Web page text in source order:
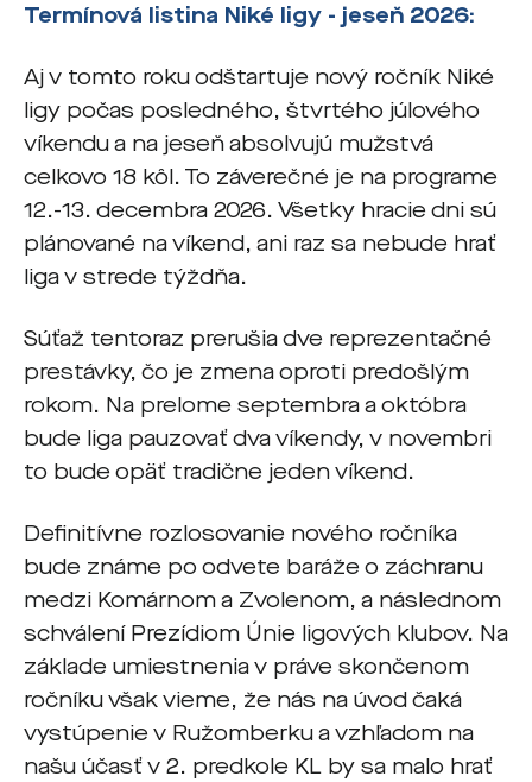
Termínová listina Niké ligy - jeseň 2026:
Aj v tomto roku odštartuje nový ročník Niké
ligy počas posledného, štvrtého júlového
víkendu a na jeseň absolvujú mužstvá
celkovo 18 kôl. To záverečné je na programe
12.-13. decembra 2026. Všetky hracie dni sú
plánované na víkend, ani raz sa nebude hrať
liga v strede týždňa.
Súťaž tentoraz prerušia dve reprezentačné
prestávky, čo je zmena oproti predošlým
rokom. Na prelome septembra a októbra
bude liga pauzovať dva víkendy, v novembri
to bude opäť tradične jeden víkend.
Definitívne rozlosovanie nového ročníka
bude známe po odvete baráže o záchranu
medzi Komárnom a Zvolenom, a následnom
schválení Prezídiom Únie ligových klubov. Na
základe umiestnenia v práve skončenom
ročníku však vieme, že nás na úvod čaká
vystúpenie v Ružomberku a vzhľadom na
našu účasť v 2. predkole KL by sa malo hrať